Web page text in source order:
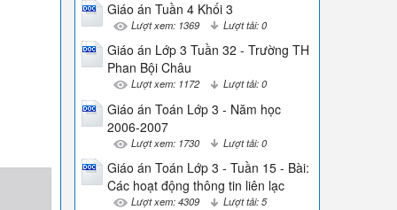
Giáo án Tuần 4 Khối 3
Lượt xem: 1369 Lượt tải: 0
Giáo án Lớp 3 Tuần 32 - Trường TH
Phan Bội Châu
Lượt xem: 1172 Lượt tải: 0
Giáo án Toán Lớp 3 - Năm học
2006-2007
Lượt xem: 1730 Lượt tải: 0
Giáo án Toán Lớp 3 - Tuần 15 - Bài:
Các hoạt động thông tin liên lạc
Lượt xem: 4309 Lượt tải: 5